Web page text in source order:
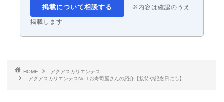
掲載について相談する ※内容は確認のうえ
掲載します
HOME
アグアスカリエンテス
アグアスカリエンテスNo.1お寿司屋さんの紹介【接待や記念日にも】